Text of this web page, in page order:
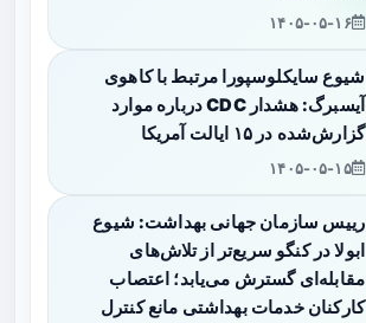
۱۴۰۵-۰۵-۱۶
شیوع سایکلوسپورا مرتبط با کاهوی
آیسبرگ: هشدار CDC درباره موارد
گزارش‌شده در ۱۵ ایالت آمریکا
۱۴۰۵-۰۵-۱۵
رییس سازمان جهانی بهداشت: شیوع
ابولا در کنگو سریع‌تر از تلاش‌های
مقابله‌ای گسترش می‌یابد؛ اعتصاب
کارکنان خدمات بهداشتی مانع کنترل